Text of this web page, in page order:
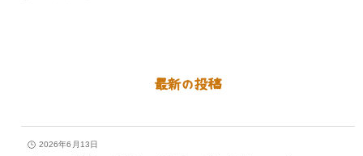
最新の投稿
2026年6月13日